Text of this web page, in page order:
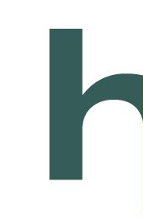
Fewo
Schulstr.